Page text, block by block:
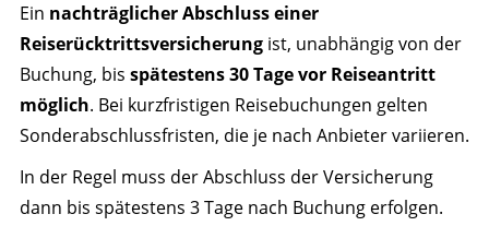
Ein nachträglicher Abschluss einer
Reiserücktrittsversicherungist, unabhängig von der
Buchung, bis spätestens 30 Tage vor Reiseantritt
möglich. Bei kurzfristigen Reisebuchungen gelten
Sonderabschlussfristen, die je nach Anbieter variieren.
In der Regel muss der Abschluss der Versicherung
dann bis spätestens 3 Tage nach Buchung erfolgen.